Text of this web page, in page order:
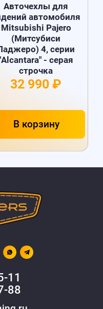
Авточехлы для
автомобиля
Mitsubishi Pajero
(Митсубиси
4, серии
- серая
строчка
32 990 ₽
В корзину
11
88